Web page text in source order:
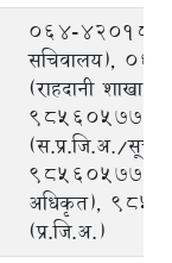
064-420189
सचिवालय),
(राहदानी शाखा),
9856057778
(स.प्र.जि.अ./
9856057780
अधिकृत),
(प्र.जि.अ.)